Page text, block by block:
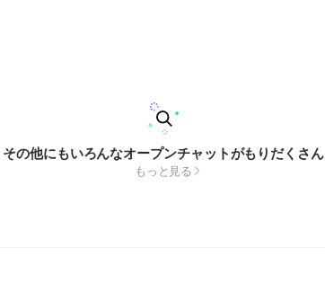
その他にもいろんなオープンチャットがもりだくさん
もっと見る